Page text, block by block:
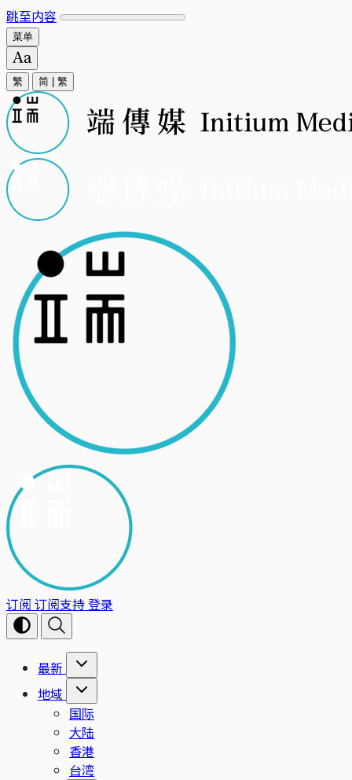
跳至内容
菜单
繁 简 繁
订阅 订阅支持登录
最新
地域
国际
大陆
香港
台湾